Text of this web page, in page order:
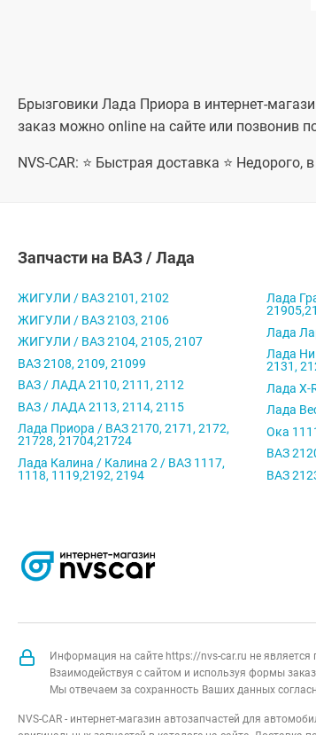
Брызговики Лада Приора в интернет-
заказ можно online на сайте или позвонив
NVS-CAR: ⭐ Быстрая доставка ⭐
Запчасти на ВАЗ / Лада
ЖИГУЛИ / ВАЗ 2101, 2102
ЖИГУЛИ / ВАЗ 2103, 2106
ЖИГУЛИ / ВАЗ 2104, 2105, 2107
ВАЗ 2108, 2109, 21099
ВАЗ / ЛАДА 2110, 2111, 2112
ВАЗ / ЛАДА 2113, 2114, 2115
Лада Приора / ВАЗ 2170, 2171, 2172,
21728, 21704,21724
Лада Калина / Калина 2 / ВАЗ 1117,
1118, 1119,2192, 2194
Лада
Лада
Лада
2131,
Лада X-
Лада
Ока
ВАЗ
ВАЗ
Информация на сайте https://nvs-car.ru не является
Взаимодействуя с сайтом и используя формы
Мы отвечаем за сохранность Ваших данных
NVS-CAR - интернет-магазин автозапчастей для